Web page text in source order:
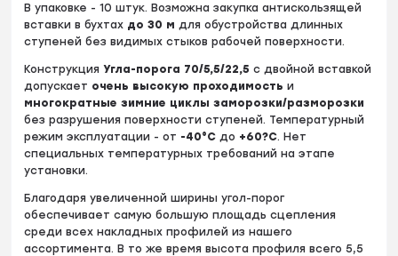
В упаковке - 10 штук. Возможна закупка антискользящей
вставки в бухтах до 30 м для обустройства длинных
ступеней без видимых стыков рабочей поверхности.
КонструкцияУгла-порога 70/5,5/22,5c двойной вставкой
допускает очень высокую проходимость и
многократные зимние циклы заморозки/разморозки
без разрушения поверхности ступеней. Температурный
режим эксплуатации - от -40°С до +60?С. Нет
специальных температурных требований на этапе
установки.
Благодаря увеличенной ширины угол-порог
обеспечивает самую большую площадь сцепления
среди всех накладных профилей из нашего
ассортимента. В то же время высота профиля всего 5,5